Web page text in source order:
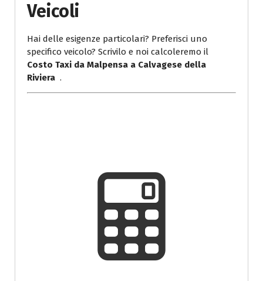
Veicoli
Hai delle esigenze particolari? Preferisci uno
specifico veicolo? Scrivilo e noi calcoleremo il
Costo Taxi da Malpensa a Calvagese della
Riviera .